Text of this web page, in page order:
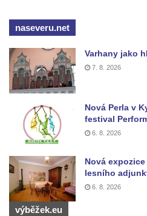
Pamětní deska Josefa
kostele Nanebevzetí Panny
Pamětní deska Bohdana
kostele Nanebevzetí Panny
Pamětní deska Reginalda
Wartecka na zámečku
Krupce
Pamětní deska povodně 2002
Libotenic
Pamětní deska Pavla Kopty na
180 v Růžové ulici v
naseveru.net
Varhany jako
7. 8. 2026
Nová Perla v
festival
6. 8. 2026
Nová
lesního
6. 8. 2026
výběžek.eu